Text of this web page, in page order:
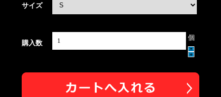
サイズ
購入数
個